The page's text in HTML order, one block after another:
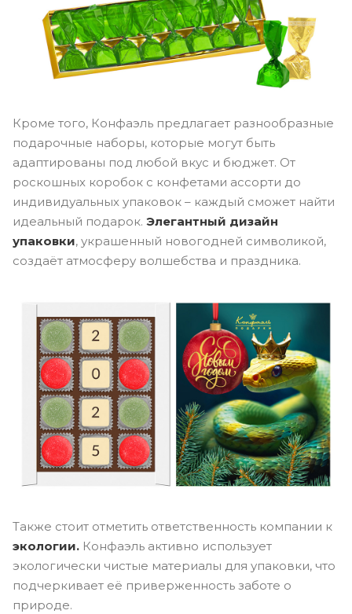
Кроме того, Конфаэль предлагает разнообразные
подарочные наборы, которые могут быть
адаптированы под любой вкус и бюджет. От
роскошных коробок с конфетами ассорти до
индивидуальных упаковок – каждый сможет найти
идеальный подарок. Элегантный дизайн
упаковки, украшенный новогодней символикой,
создаёт атмосферу волшебства и праздника.
Также стоит отметить ответственность компании к
экологии. Конфаэль активно использует
экологически чистые материалы для упаковки, что
подчеркивает её приверженность заботе о
природе.